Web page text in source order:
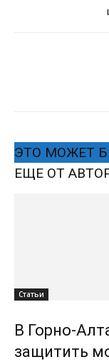
ЭТО МОЖЕТ
ЕЩЕ ОТ
Статьи
В Горно-
защитить